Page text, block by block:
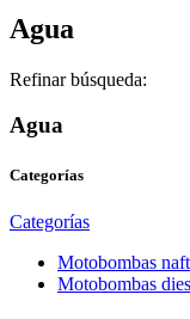
Agua
Refinar búsqueda:
Agua
Categorías
Categorías
Motobombas
Motobombas